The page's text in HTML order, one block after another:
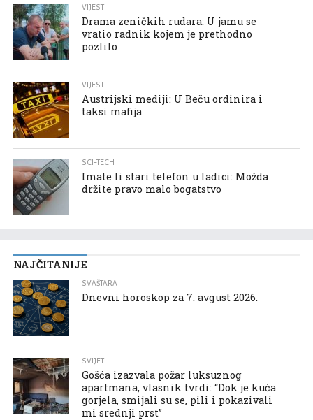
VIJESTI
Drama zeničkih rudara: U jamu se
vratio radnik kojem je prethodno
pozlilo
VIJESTI
Austrijski mediji: U Beču ordinira i
taksi mafija
SCI-TECH
Imate li stari telefon u ladici: Možda
držite pravo malo bogatstvo
NAJČITANIJE
SVAŠTARA
Dnevni horoskop za 7. avgust 2026.
SVIJET
Gošća izazvala požar luksuznog
apartmana, vlasnik tvrdi: “Dok je kuća
gorjela, smijali su se, pili i pokazivali
mi srednji prst”